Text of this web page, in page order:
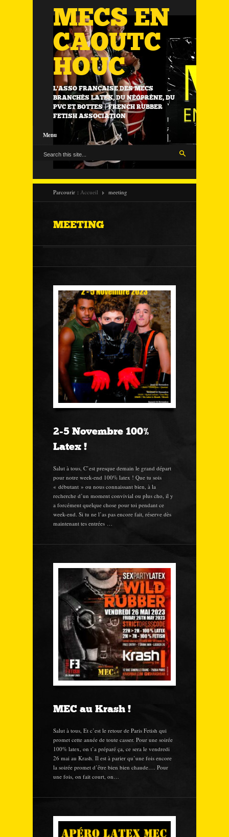
MECS EN
CAOUTC
HOUC
L'ASSO FRANÇAISE DES MECS
BRANCHÉS LATEX, DU NÉOPRÈNE, DU
PVC ET BOTTES | FRENCH RUBBER
FETISH ASSOCIATION
Menu
Parcourir : Accueil meeting
MEETING
2-5 Novembre 100%
Latex !
Salut à tous, C’est presque demain le grand départ
pour notre week-end 100% latex ! Que tu sois
« débutant » ou nous connaissant bien, à la
recherche d’un moment convivial ou plus cho, il y
a forcément quelque chose pour toi pendant ce
week-end. Si tu ne l’as pas encore fait, réserve dès
maintenant tes entrées …
MEC au Krash !
Salut à tous, Et c’est le retour de Paris Fetish qui
promet cette année de toute casser. Pour une soirée
100% latex, on t’a préparé ça, ce sera le vendredi
26 mai au Krash. Il est à parier qu’une fois encore
la soirée promet d’être bien bien chaude…. Pour
une fois, on fait court, on…